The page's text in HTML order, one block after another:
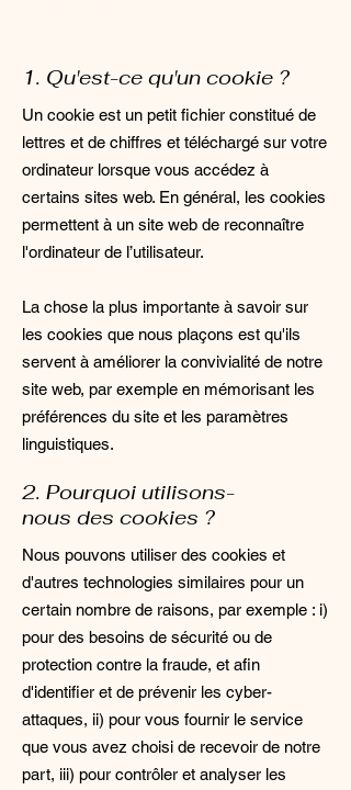
1. Qu'est-ce qu'un cookie ?
Un cookie est un petit fichier constitué de
lettres et de chiffres et téléchargé sur votre
ordinateur lorsque vous accédez à
certains sites web. En général, les cookies
permettent à un site web de reconnaître
l'ordinateur de l’utilisateur.
La chose la plus importante à savoir sur
les cookies que nous plaçons est qu'ils
servent à améliorer la convivialité de notre
site web, par exemple en mémorisant les
préférences du site et les paramètres
linguistiques.
2. Pourquoi utilisons-
nous des cookies ?
Nous pouvons utiliser des cookies et
d'autres technologies similaires pour un
certain nombre de raisons, par exemple : i)
pour des besoins de sécurité ou de
protection contre la fraude, et afin
d'identifier et de prévenir les cyber-
attaques, ii) pour vous fournir le service
que vous avez choisi de recevoir de notre
part, iii) pour contrôler et analyser les